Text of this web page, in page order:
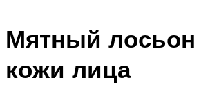
Мятный лосьон
кожи лица